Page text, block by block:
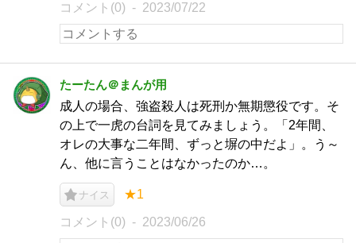
コメント(0) 2023/07/22
たーたん＠まんが用
成人の場合、強盗殺人は死刑か無期懲役です。そ
の上で一虎の台詞を見てみましょう。「2年間、
オレの大事な二年間、ずっと塀の中だよ」。う～
ん、他に言うことはなかったのか…。
ナイス ★1
コメント(0) 2023/06/26